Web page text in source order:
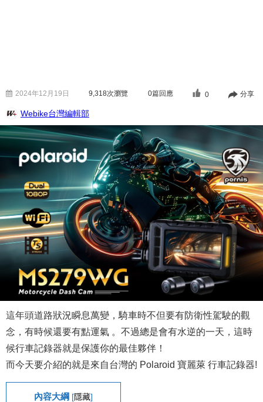
2024年12月19日 9,318次瀏覽 0篇回應 0 分享
Webike台灣編輯部
這年頭道路狀況瞬息萬變，騎車時不但要有防衛性駕駛的觀
念，有時候還要有點運氣 。不過總是會有水逆的一天，這時
候行車記錄器就是保護你的最佳夥伴！
而今天要介紹的就是來自台灣的 Polaroid 寶麗萊 行車記錄器!
內容大綱 [隱藏]